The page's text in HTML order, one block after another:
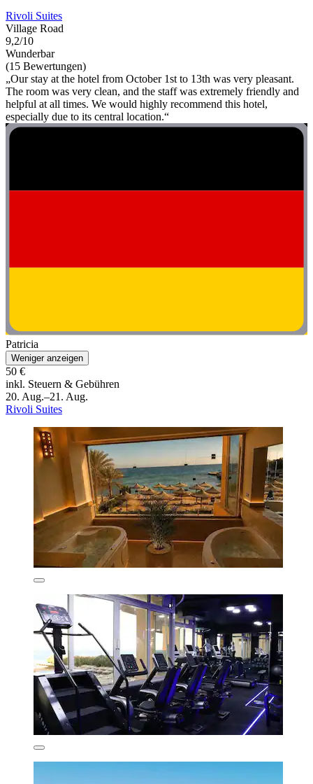
Rivoli Suites
Village Road
9,2/10
Wunderbar
(15 Bewertungen)
„Our stay at the hotel from October 1st to 13th was very pleasant.
The room was very clean, and the staff was extremely friendly and
helpful at all times. We would highly recommend this hotel,
especially due to its central location.“
Patricia
Weniger anzeigen
50 €
inkl. Steuern & Gebühren
20. Aug.–21. Aug.
Rivoli Suites